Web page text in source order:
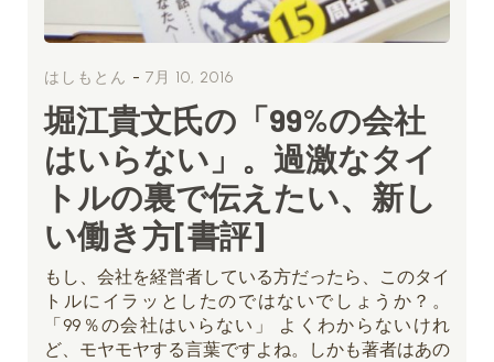
はしもとん - 7月 10, 2016
堀江貴文氏の「99%の会社
はいらない」。過激なタイ
トルの裏で伝えたい、新し
い働き方[書評]
もし、会社を経営者している方だったら、このタイ
トルにイラッとしたのではないでしょうか？。
「99％の会社はいらない」 よくわからないけれ
ど、モヤモヤする言葉ですよね。しかも著者はあの